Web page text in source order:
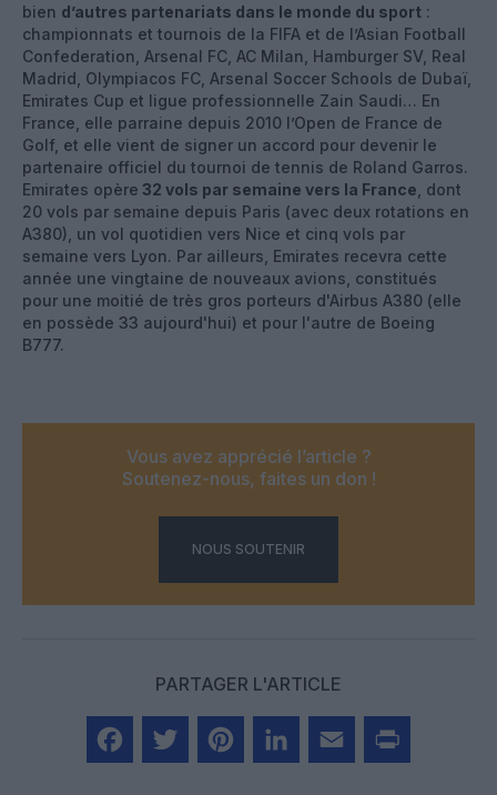
bien d’autres partenariats dans le monde du sport :
championnats et tournois de la FIFA et de l’Asian Football
Confederation, Arsenal FC, AC Milan, Hamburger SV, Real
Madrid, Olympiacos FC, Arsenal Soccer Schools de Dubaï,
Emirates Cup et ligue professionnelle Zain Saudi… En
France, elle parraine depuis 2010 l’Open de France de
Golf, et elle vient de signer un accord pour devenir le
partenaire officiel du tournoi de tennis de Roland Garros.
Emirates opère 32 vols par semaine vers la France , dont
20 vols par semaine depuis Paris (avec deux rotations en
A380), un vol quotidien vers Nice et cinq vols par
semaine vers Lyon. Par ailleurs, Emirates recevra cette
année une vingtaine de nouveaux avions, constitués
pour une moitié de très gros porteurs d'Airbus A380 (elle
en possède 33 aujourd'hui) et pour l'autre de Boeing
B777.
Vous avez apprécié l’article ?
Soutenez-nous, faites un don !
NOUS SOUTENIR
PARTAGER L'ARTICLE